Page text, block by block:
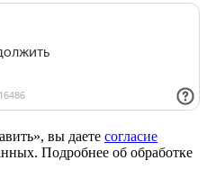
вы даете согласие
Подробнее об обработке